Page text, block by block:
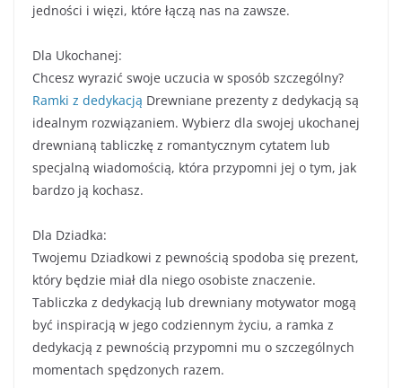
jedności i więzi, które łączą nas na zawsze.
Dla Ukochanej:
Chcesz wyrazić swoje uczucia w sposób szczególny?
Ramki z dedykacją Drewniane prezenty z dedykacją są
idealnym rozwiązaniem. Wybierz dla swojej ukochanej
drewnianą tabliczkę z romantycznym cytatem lub
specjalną wiadomością, która przypomni jej o tym, jak
bardzo ją kochasz.
Dla Dziadka:
Twojemu Dziadkowi z pewnością spodoba się prezent,
który będzie miał dla niego osobiste znaczenie.
Tabliczka z dedykacją lub drewniany motywator mogą
być inspiracją w jego codziennym życiu, a ramka z
dedykacją z pewnością przypomni mu o szczególnych
momentach spędzonych razem.